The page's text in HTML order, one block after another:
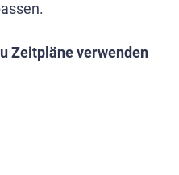
Zeitpläne verwenden